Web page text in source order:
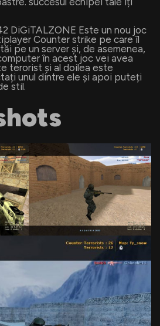
DiGiTALZONE Este un nou joc
Counter strike pe care îl
pe un server și, de asemenea,
în acest joc vei avea
terorist și al doilea este
unul dintre ele și apoi puteți
stil.